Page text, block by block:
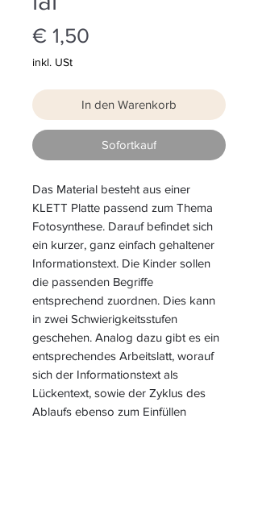
€ 1,50
inkl. USt
In den Warenkorb
Sofortkauf
Das Material besteht aus einer
KLETT Platte passend zum Thema
Fotosynthese. Darauf befindet sich
ein kurzer, ganz einfach gehaltener
Informationstext. Die Kinder sollen
die passenden Begriffe
entsprechend zuordnen. Dies kann
in zwei Schwierigkeitsstufen
geschehen. Analog dazu gibt es ein
entsprechendes Arbeitslatt, worauf
sich der Informationstext als
Lückentext, sowie der Zyklus des
Ablaufs ebenso zum Einfüllen